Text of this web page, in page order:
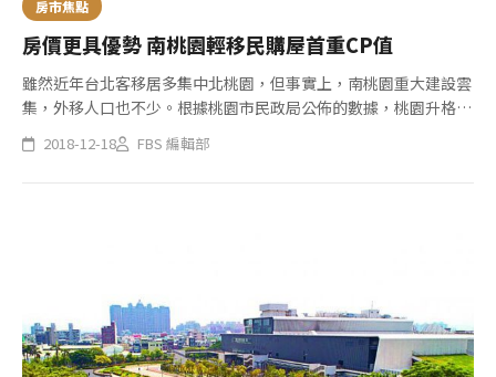
房市焦點
房價更具優勢 南桃園輕移民購屋首重CP值
雖然近年台北客移居多集中北桃園，但事實上，南桃園重大建設雲
集，外移人口也不少。根據桃園市民政局公佈的數據，桃園升格以
來，逾11萬淨移入人口以選擇中壢區的最多，總數超過2萬人，房
地產業者分析，這與南桃園的低房價基期，以及近年交通建設推
2018-12-18 FBS 編輯部